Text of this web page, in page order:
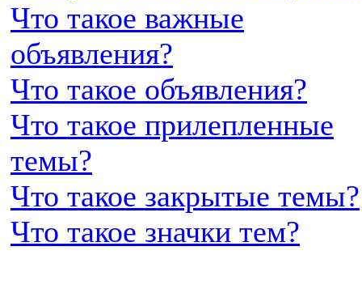
Что такое важные
объявления?
Что такое объявления?
Что такое прилепленные
темы?
Что такое закрытые темы?
Что такое значки тем?